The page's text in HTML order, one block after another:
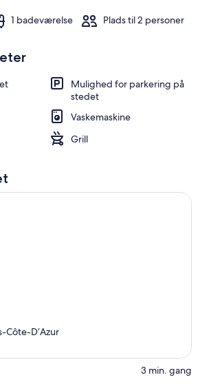
1 badeværelse Plads til 2 personer
Mulighed for parkering på
stedet
Vaskemaskine
Grill
Côte-D’Azur
‪3 min. gang‬